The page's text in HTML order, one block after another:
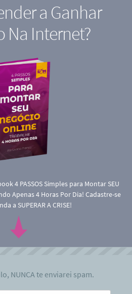
a Ganhar
Na Internet?
4 PASSOS Simples para Montar SEU
Apenas 4 Horas Por Dia! Cadastre-se
a SUPERAR A CRISE!
NUNCA te enviarei spam.